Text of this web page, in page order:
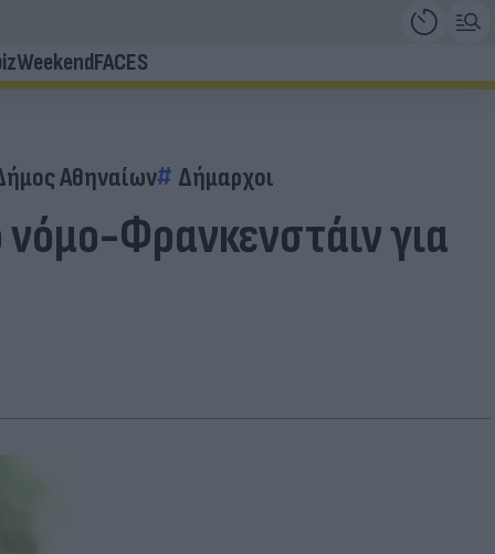
WeekendFACES
Αθηναίων Δήμαρχοι
Φρανκενστάιν για